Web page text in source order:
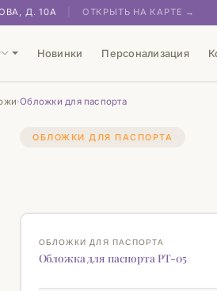
Д. 10А ОТКРЫТЬ НА КАРТЕ →
Новинки Персонализация
›Обложки для паспорта
ОБЛОЖКИ ДЛЯ ПАСПОРТА
ОБЛОЖКИ ДЛЯ ПАСПОРТА
Обложка для паспорта РТ-05